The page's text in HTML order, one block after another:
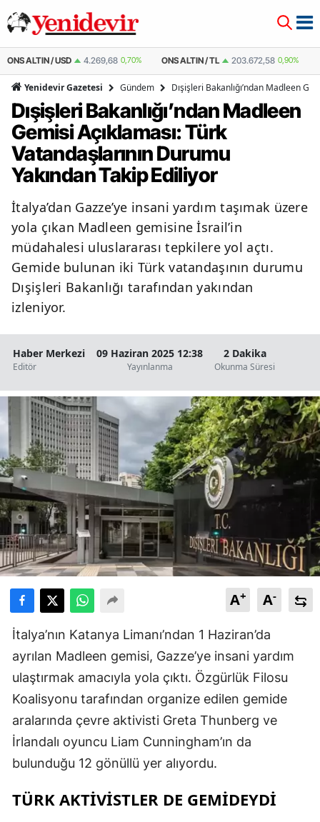
ONS ALTIN / USD 4.269,68 0,70% ONS ALTIN / TL 203.672,58 0,90%
Yenidevir Gazetesi Gündem Dışişleri Bakanlığı’ndan Madleen
Dışişleri Bakanlığı’ndan Madleen
Gemisi Açıklaması: Türk
Vatandaşlarının Durumu
Yakından Takip Ediliyor
İtalya’dan Gazze’ye insani yardım taşımak üzere
yola çıkan Madleen gemisine İsrail’in
müdahalesi uluslararası tepkilere yol açtı.
Gemide bulunan iki Türk vatandaşının durumu
Dışişleri Bakanlığı tarafından yakından
izleniyor.
Haber Merkezi
Editör
09 Haziran 2025 12:38
Yayınlanma
2 Dakika
Okunma Süresi
A+ A-
İtalya’nın Katanya Limanı’ndan 1 Haziran’da
ayrılan Madleen gemisi, Gazze’ye insani yardım
ulaştırmak amacıyla yola çıktı. Özgürlük Filosu
Koalisyonu tarafından organize edilen gemide
aralarında çevre aktivisti Greta Thunberg ve
İrlandalı oyuncu Liam Cunningham’ın da
bulunduğu 12 gönüllü yer alıyordu.
TÜRK AKTIVISTLER DE GEMIDEYDI